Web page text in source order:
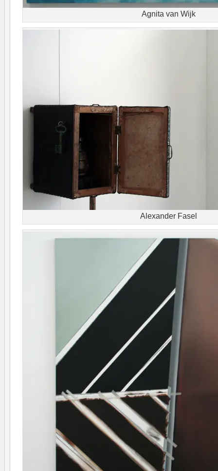
Agnita van Wijk
Alexander Fasel